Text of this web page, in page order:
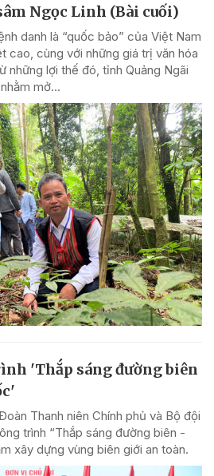
Ngọc Linh (Bài cuối)
danh là “quốc bảo” của Việt Nam
cao, cùng với những giá trị văn hóa
những lợi thế đó, tỉnh Quảng Ngãi
mở...
'Thắp sáng đường biên
Thanh niên Chính phủ và Bộ đội
trình “Thắp sáng đường biên -
xây dựng vùng biên giới an toàn.